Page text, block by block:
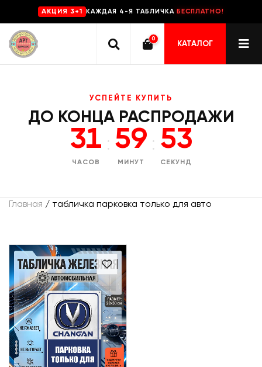
AKЦИЯ 3+1 КАЖДАЯ 4-Я ТАБЛИЧКА БЕСПЛАТНО!
0
КАТАЛОГ
УСПЕЙТЕ КУПИТЬ
ДО КОНЦА РАСПРОДАЖИ
31
ЧАСОВ
: 59
МИНУТ
: 53
СЕКУНД
Главная / табличка парковка только для авто